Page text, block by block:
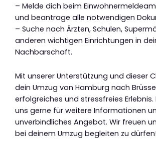
– Melde dich beim
und beantrage alle notwendigen
– Suche nach Ärzten, Schulen,
anderen wichtigen Einrichtungen in
Nachbarschaft.
Mit unserer Unterstützung und dieser
dein Umzug von Hamburg nach
erfolgreiches und stressfreies Erlebnis.
uns gerne für weitere Informationen
unverbindliches Angebot. Wir freuen
bei deinem Umzug begleiten zu dürfen!